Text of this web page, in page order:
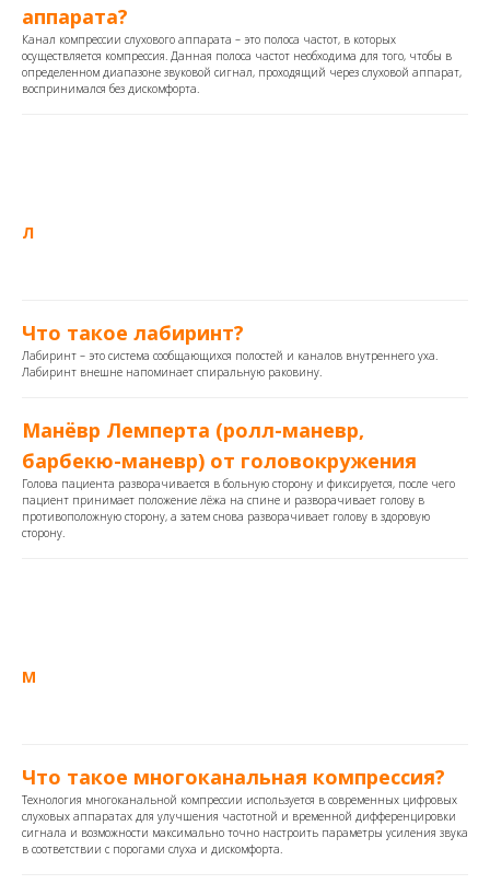
аппарата?
Канал компрессии слухового аппарата – это полоса частот, в которых
осуществляется компрессия. Данная полоса частот необходима для того, чтобы в
определенном диапазоне звуковой сигнал, проходящий через слуховой аппарат,
воспринимался без дискомфорта.
Л
Что такое лабиринт?
Лабиринт – это система сообщающихся полостей и каналов внутреннего уха.
Лабиринт внешне напоминает спиральную раковину.
Манёвр Лемперта (ролл-маневр,
барбекю-маневр) от головокружения
Голова пациента разворачивается в больную сторону и фиксируется, после чего
пациент принимает положение лёжа на спине и разворачивает голову в
противоположную сторону, а затем снова разворачивает голову в здоровую
сторону.
М
Что такое многоканальная компрессия?
Технология многоканальной компрессии используется в современных цифровых
слуховых аппаратах для улучшения частотной и временной дифференцировки
сигнала и возможности максимально точно настроить параметры усиления звука
в соответствии с порогами слуха и дискомфорта.